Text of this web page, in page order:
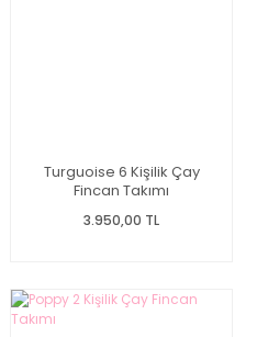
Turguoise 6 Kişilik Çay
Fincan Takımı
3.950,00 TL